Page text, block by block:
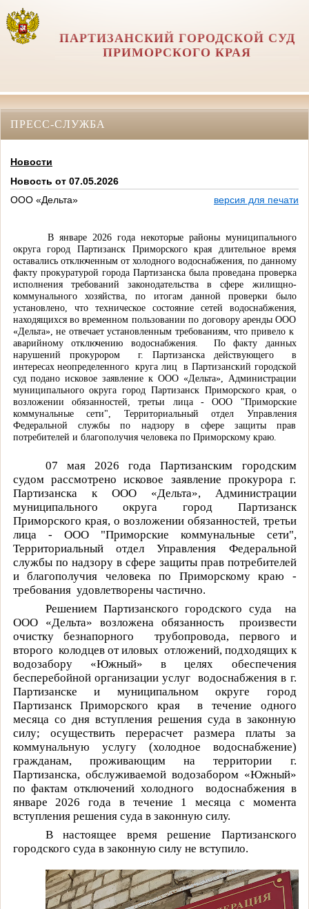
ПАРТИЗАНСКИЙ ГОРОДСКОЙ СУД
ПРИМОРСКОГО КРАЯ
ПРЕСС-СЛУЖБА
Новости
Новость от 07.05.2026
ООО «Дельта»
версия для печати
В январе 2026 года некоторые районы муниципального
округа город Партизанск Приморского края длительное время
оставались отключенным от холодного водоснабжения, по данному
факту прокуратурой города Партизанска была проведана проверка
исполнения требований законодательства в сфере жилищно-
коммунального хозяйства, по итогам данной проверки было
установлено, что техническое состояние сетей водоснабжения,
находящихся во временном пользовании по договору аренды ООО
«Дельта», не отвечает установленным требованиям, что привело к
аварийному отключению водоснабжения.
По факту данных
нарушений прокурором
г. Партизанска действующего
в
интересах неопределенного
круга лиц
в Партизанский городской
суд подано исковое заявление к ООО «Дельта», Администрации
муниципального округа город Партизанск Приморского края, о
возложении обязанностей, третьи лица - ООО "Приморские
коммунальные сети", Территориальный отдел Управления
Федеральной службы по надзору в сфере защиты прав
потребителей и благополучия человека по Приморскому краю.
07 мая 2026 года Партизанским городским
судом рассмотрено исковое заявление прокурора г.
Партизанска к ООО «Дельта», Администрации
муниципального округа город Партизанск
Приморского края, о возложении обязанностей, третьи
лица - ООО "Приморские коммунальные сети",
Территориальный отдел Управления Федеральной
службы по надзору в сфере защиты прав потребителей
и благополучия человека по Приморскому краю -
требования удовлетворены частично.
Решением Партизанского городского суда
на
ООО «Дельта» возложена обязанность
произвести
очистку безнапорного
трубопровода, первого и
второго колодцев от иловых отложений, подходящих к
водозабору «Южный» в целях обеспечения
бесперебойной организации услуг водоснабжения в г.
Партизанске и муниципальном округе город
Партизанск Приморского края
в течение одного
месяца со дня вступления решения суда в законную
силу; осуществить перерасчет размера платы за
коммунальную услугу (холодное водоснабжение)
гражданам, проживающим на территории г.
Партизанска, обслуживаемой водозабором «Южный»
по фактам отключений холодного
водоснабжения в
январе 2026 года в течение 1 месяца с момента
вступления решения суда в законную силу.
В настоящее время решение Партизанского
городского суда в законную силу не вступило.